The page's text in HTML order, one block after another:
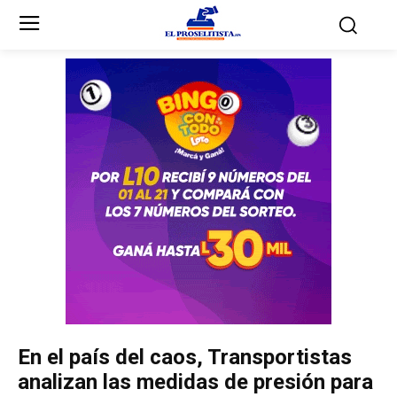
Partidos Políticos
Partido Liberal
Unificación Democrática
Anticorrupción
Partidos Políticos
Partido Liberal
Unificación Democrática
Anticorrupción
En el país del caos, Transportistas
analizan las medidas de presión para